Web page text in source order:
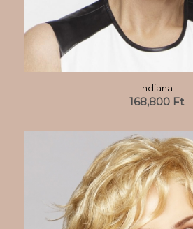
Indiana
168,800 Ft